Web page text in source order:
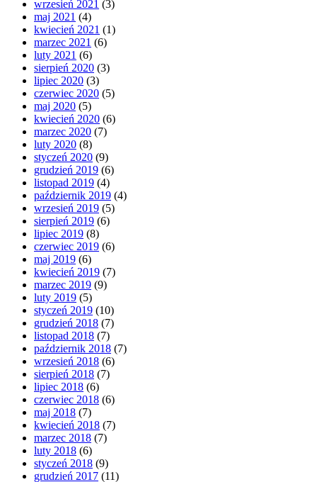
wrzesień 2021 (3)
maj 2021 (4)
kwiecień 2021 (1)
marzec 2021 (6)
luty 2021 (6)
sierpień 2020 (3)
lipiec 2020 (3)
czerwiec 2020 (5)
maj 2020 (5)
kwiecień 2020 (6)
marzec 2020 (7)
luty 2020 (8)
styczeń 2020 (9)
grudzień 2019 (6)
listopad 2019 (4)
październik 2019 (4)
wrzesień 2019 (5)
sierpień 2019 (6)
lipiec 2019 (8)
czerwiec 2019 (6)
maj 2019 (6)
kwiecień 2019 (7)
marzec 2019 (9)
luty 2019 (5)
styczeń 2019 (10)
grudzień 2018 (7)
listopad 2018 (7)
październik 2018 (7)
wrzesień 2018 (6)
sierpień 2018 (7)
lipiec 2018 (6)
czerwiec 2018 (6)
maj 2018 (7)
kwiecień 2018 (7)
marzec 2018 (7)
luty 2018 (6)
styczeń 2018 (9)
grudzień 2017 (11)